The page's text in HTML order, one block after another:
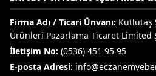
Firma Adı / Ticari Ünvanı: Kutlutaş
Ürünleri Pazarlama Ticaret Limited
İletişim No: (0536) 451 95 95
E-posta Adresi: